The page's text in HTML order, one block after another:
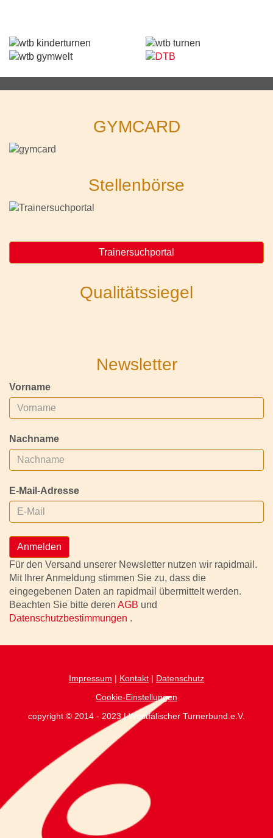
GYMCARD
Stellenbörse
Trainersuchportal
Qualitätssiegel
Newsletter
Vorname
Nachname
E-Mail-Adresse
Anmelden
Für den Versand unserer Newsletter nutzen wir rapidmail.
Mit Ihrer Anmeldung stimmen Sie zu, dass die
eingegebenen Daten an rapidmail übermittelt werden.
Beachten Sie bitte deren AGB und
Datenschutzbestimmungen .
Impressum | Kontakt | Datenschutz
Cookie-Einstellungen
copyright © 2014 - 2023 | Westfälischer Turnerbund.e.V.